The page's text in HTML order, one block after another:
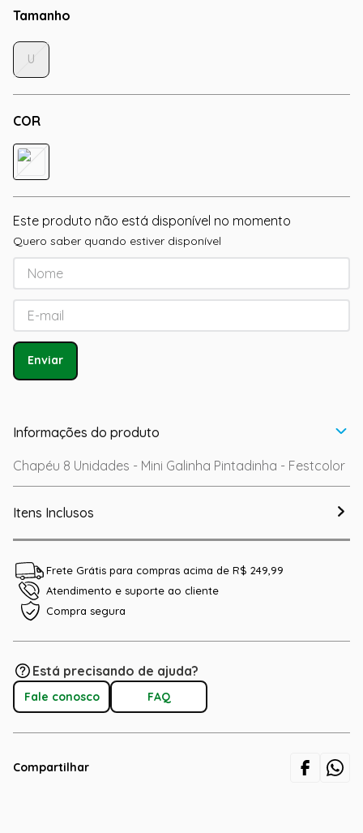
Tamanho
COR
U
Este produto não está disponível no momento
Quero saber quando estiver disponível
Enviar
Informações do produto
Chapéu 8 Unidades - Mini Galinha Pintadinha - Festcolor
Itens Inclusos
Frete Grátis para compras acima de R$ 249,99
Atendimento e suporte ao cliente
Compra segura
Está precisando de ajuda?
Fale conosco FAQ
Compartilhar